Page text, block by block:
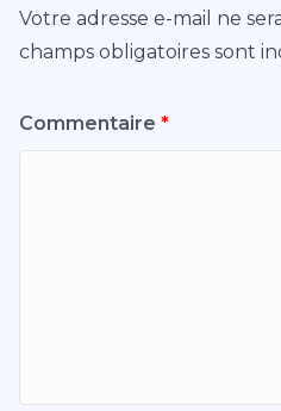
Votre adresse e-mail ne
champs obligatoires sont
Commentaire *